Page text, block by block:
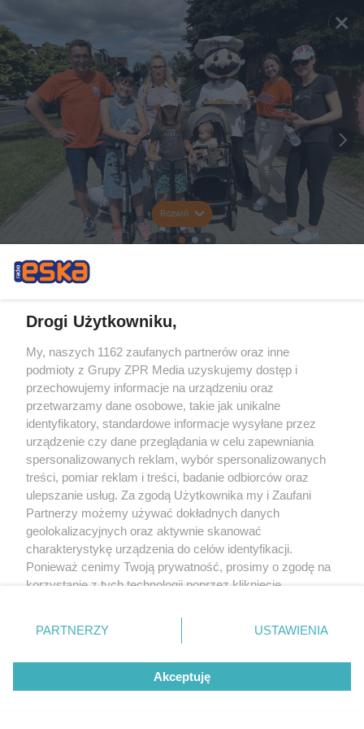
Rozwiń
Drogi Użytkowniku,
My, naszych 1162 zaufanych partnerów oraz inne
podmioty z Grupy ZPR Media uzyskujemy dostęp i
przechowujemy informacje na urządzeniu oraz
przetwarzamy dane osobowe, takie jak unikalne
identyfikatory, standardowe informacje wysyłane przez
urządzenie czy dane przeglądania w celu zapewniania
spersonalizowanych reklam, wybór spersonalizowanych
treści, pomiar reklam i treści, badanie odbiorców oraz
ulepszanie usług. Za zgodą Użytkownika my i Zaufani
Partnerzy możemy używać dokładnych danych
geolokalizacyjnych oraz aktywnie skanować
charakterystykę urządzenia do celów identyfikacji.
Ponieważ cenimy Twoją prywatność, prosimy o zgodę na
korzystanie z tych technologii poprzez kliknięcie
zmienić/wycofać klikając przycisk ustawień prywatności
znajdujący się w lewym dolnym rogu strony
rodzaje przetwarzania danych nie wymagają zgody
użytkownika, ale masz prawo sprzeciwić się takiemu
przetwarzaniu. Preferencje będą miały zastosowanie tylko
PARTNERZY USTAWIENIA
Akceptuję